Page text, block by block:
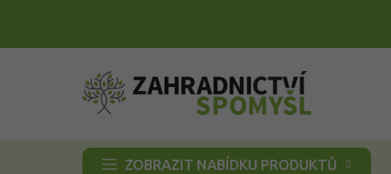
ZOBRAZIT NABÍDKU PRODUKTŮ